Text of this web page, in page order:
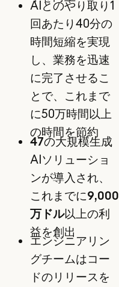
AIとのやり取り1
回あたり40分の
時間短縮を実現
し、業務を迅速
に完了させるこ
とで、これまで
に50万時間以上
の時間を節約
47の大規模生成
AIソリューショ
ンが導入され、
これまでに9,000
万ドル以上の利
益を創出
エンジニアリン
グチームはコー
ドのリリースを